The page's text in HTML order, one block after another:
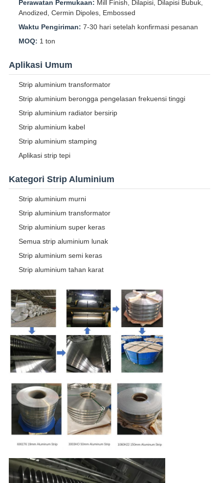
Perawatan Permukaan: Mill Finish, Dilapisi, Dilapisi Bubuk,
Anodized, Cermin Dipoles, Embossed
Waktu Pengiriman: 7-30 hari setelah konfirmasi pesanan
MOQ: 1 ton
Aplikasi Umum
Strip aluminium transformator
Strip aluminium berongga pengelasan frekuensi tinggi
Strip aluminium radiator bersirip
Strip aluminium kabel
Strip aluminium stamping
Aplikasi strip tepi
Kategori Strip Aluminium
Strip aluminium murni
Strip aluminium transformator
Strip aluminium super keras
Semua strip aluminium lunak
Strip aluminium semi keras
Strip aluminium tahan karat